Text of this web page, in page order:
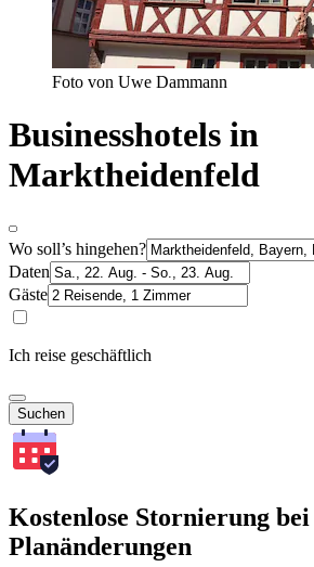
Foto von Uwe Dammann
Businesshotels in
Marktheidenfeld
Wo soll’s hingehen?
Daten
Gäste
Ich reise geschäftlich
Suchen
Kostenlose Stornierung bei
Planänderungen